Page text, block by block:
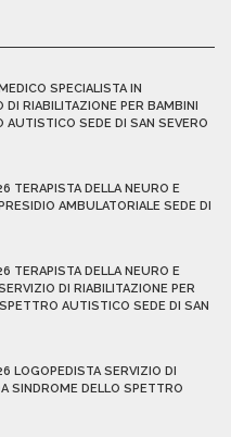
SPECIALISTA IN
DI RIABILITAZIONE PER BAMBINI
AUTISTICO SEDE DI SAN SEVERO
TERAPISTA DELLA NEURO E
AMBULATORIALE SEDE DI
TERAPISTA DELLA NEURO E
DI RIABILITAZIONE PER
AUTISTICO SEDE DI SAN
LOGOPEDISTA SERVIZIO DI
SINDROME DELLO SPETTRO